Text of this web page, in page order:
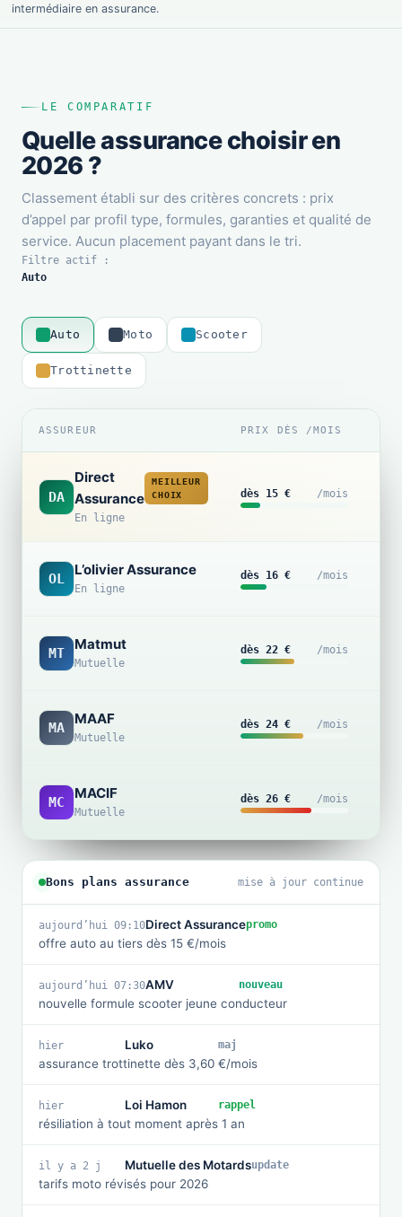
intermédiaire en assurance.
LE COMPARATIF
Quelle assurance choisir en
2026 ?
Classement établi sur des critères concrets : prix
d’appel par profil type, formules, garanties et qualité de
service. Aucun placement payant dans le tri.
Filtre actif :
Auto
Auto Moto Scooter
Trottinette
ASSUREUR PRIX DÈS /MOIS
DA
Direct
Assurance
MEILLEUR
CHOIX
En ligne
dès 15 € /mois
OL
L’olivier Assurance
En ligne
dès 16 € /mois
MT
Matmut
Mutuelle
dès 22 € /mois
MA
MAAF
Mutuelle
dès 24 € /mois
MC
MACIF
Mutuelle
dès 26 € /mois
Bons plans assurance mise à jour continue
aujourd’hui 09:10Direct Assurance
offre auto au tiers dès 15 €/mois
promo
aujourd’hui 07:30AMV
nouvelle formule scooter jeune conducteur
nouveau
hier
Luko
assurance trottinette dès 3,60 €/mois
maj
hier
Loi Hamon
résiliation à tout moment après 1 an
rappel
il y a 2 j
Mutuelle des Motards
tarifs moto révisés pour 2026
update